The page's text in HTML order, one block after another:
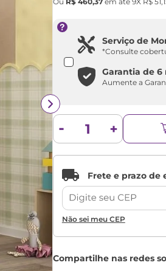
Serviço de
*Consulte
Garantia de6
Aumente a
Não sei meu CEP